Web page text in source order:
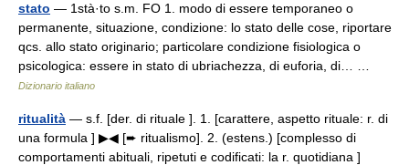
stato — 1stà·to s.m. FO 1. modo di essere temporaneo o
permanente, situazione, condizione: lo stato delle cose, riportare
qcs. allo stato originario; particolare condizione fisiologica o
psicologica: essere in stato di ubriachezza, di euforia, di… …
Dizionario italiano
ritualità — s.f. [der. di rituale ]. 1. [carattere, aspetto rituale: r. di
una formula ] ▶◀ [➨ ritualismo]. 2. (estens.) [complesso di
comportamenti abituali, ripetuti e codificati: la r. quotidiana ]